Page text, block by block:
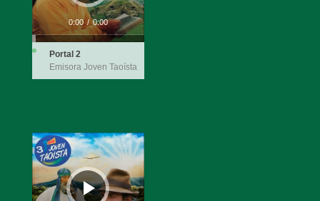
0:00 / 0:00
Portal 2
Emisora Joven Taoísta
Audio
Player